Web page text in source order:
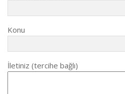
Konu
İletiniz (tercihe bağlı)